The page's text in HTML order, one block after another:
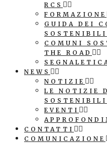
RCS
FORMAZIONE
GUIDA DEI
SOSTENIBILI
COMUNI
THE ROAD
NEWS
NOTIZIE
LE NOTIZIE
SOSTENIBILI
EVENTI
CONTATTI
COMUNICAZIONE